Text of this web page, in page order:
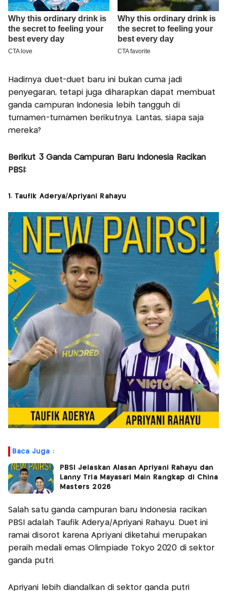
Hadirnya duet-duet baru ini bukan cuma jadi
penyegaran, tetapi juga diharapkan dapat membuat
ganda campuran Indonesia lebih tangguh di
turnamen-turnamen berikutnya. Lantas, siapa saja
mereka?
Berikut 3 Ganda Campuran Baru Indonesia Racikan
PBSI:
1. Taufik Aderya/Apriyani Rahayu
Baca Juga :
PBSI Jelaskan Alasan Apriyani Rahayu dan
Lanny Tria Mayasari Main Rangkap di China
Masters 2026
Salah satu ganda campuran baru Indonesia racikan
PBSI adalah Taufik Aderya/Apriyani Rahayu. Duet ini
ramai disorot karena Apriyani diketahui merupakan
peraih medali emas Olimpiade Tokyo 2020 di sektor
ganda putri.
Apriyani lebih diandalkan di sektor ganda putri